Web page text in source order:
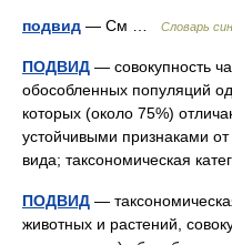
подвид — См … Словарь
ПОДВИД — совокупность
обособленных популяций
которых (около 75%)
устойчивыми признаками
вида; таксономическая
ПОДВИД —
животных и растений,